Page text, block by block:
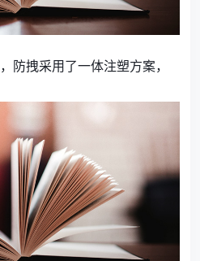
防拽采用了一体注塑方案，